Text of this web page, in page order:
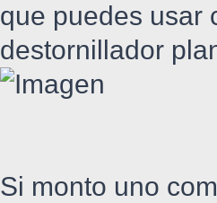
que puedes usar
destornillador
Si monto uno